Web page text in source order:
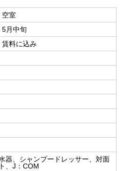
空室
5月中旬
賃料に込み
、シャンプードレッサー、対面
、J：COM